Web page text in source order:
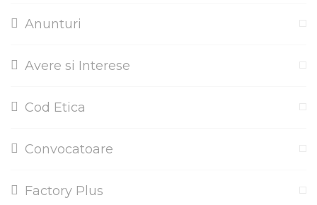
Anunturi
Avere si Interese
Cod Etica
Convocatoare
Factory Plus